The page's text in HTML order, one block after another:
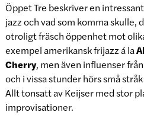
Öppet Tre beskriver en
jazz och vad som komma skulle,
otroligt fräsch öppenhet mot
exempel amerikansk frijazz á la
Cherry, men även influenser
och i vissa stunder hörs små
Allt tonsatt av Keijser med stor
improvisationer.